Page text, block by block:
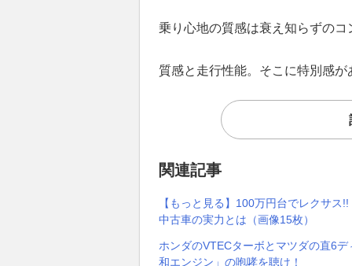
乗り心地の質感は衰え知らずのコ
質感と走行性能。そこに特別感が
関連記事
【もっと見る】100万円台でレクサ
中古車の実力とは（画像15枚）
ホンダのVTECターボとマツダの直6
和エンジン」の咆哮を聴け！